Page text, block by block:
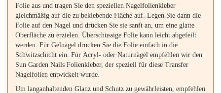
Folie aus und tragen Sie den speziellen Nagelfolienkleber
gleichmäßig auf die zu beklebende Fläche auf. Legen Sie dann die
Folie auf den Nagel und drücken Sie sie sanft an, um eine glatte
Oberfläche zu erzielen. Überschüssige Folie kann leicht abgefeilt
werden. Für Gelnägel drücken Sie die Folie einfach in die
Schwitzschicht ein. Für Acryl- oder Naturnägel empfehlen wir den
Sun Garden Nails Folienkleber, der speziell für diese Transfer
Nagelfolien entwickelt wurde.
Um langanhaltenden Glanz und Schutz zu gewährleisten, empfehlen